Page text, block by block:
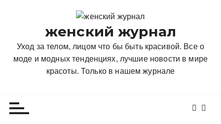
женский журнал
Уход за телом, лицом что бы быть красивой. Все о
моде и модных тенденциях, лучшие новости в мире
красоты. Только в нашем журнале